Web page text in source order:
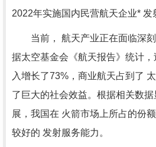
2022年实施国内民营航天企业* 发
当前， 航天产业正在面临深刻
据太空基金会《航天报告》统计
入增长了73%，商业航天占到了
了巨大的社会效益。根据相关数
展，我国在 火箭市场上所占的份
较好的 发射服务能力。